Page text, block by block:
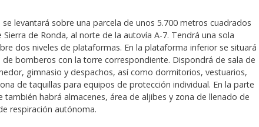
se levantará sobre una parcela de unos 5.700 metros cuadrados
Sierra de Ronda, al norte de la autovía A-7. Tendrá una sola
dos niveles de plataformas. En la plataforma inferior se situará
de bomberos con la torre correspondiente. Dispondrá de sala de
gimnasio y despachos, así como dormitorios, vestuarios,
de taquillas para equipos de protección individual. En la parte
también habrá almacenes, área de aljibes y zona de llenado de
respiración autónoma.